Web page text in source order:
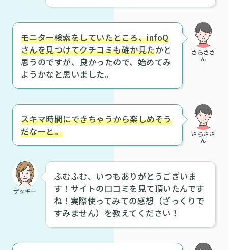
さらささ
ん
モニター検索をしていたところ、infoQ
さんを見つけてクチコミも確か見たかと
思うのですが、良かったので、始めてみ
ようかなと思いました。
さらささ
ん
スキマ時間にできちゃうから楽しめそう
だなーと。
ザッキー
ふむふむ、いつもありがとうございま
す！サイトの口コミを見て頂いたんです
ね！実際使ってみての感想（ざっくりで
すみません）を教えてください！